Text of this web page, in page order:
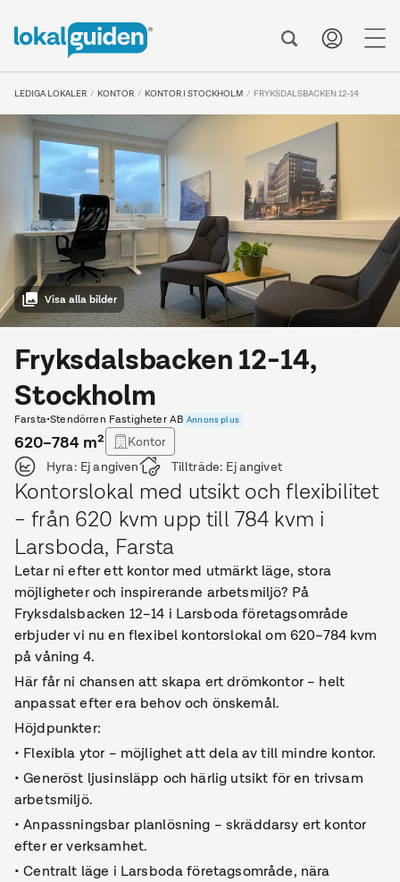
LEDIGA LOKALER KONTOR KONTOR I STOCKHOLM FRYKSDALSBACKEN 12-14
Visa alla bilder
Fryksdalsbacken 12-14,
Stockholm
Farsta•Stendörren Fastigheter AB Annons plus
620–784 m²
Kontor
Hyra: Ej angiven Tillträde: Ej angivet
Kontorslokal med utsikt och flexibilitet
– från 620 kvm upp till 784 kvm i
Larsboda, Farsta
Letar ni efter ett kontor med utmärkt läge, stora
möjligheter och inspirerande arbetsmiljö? På
Fryksdalsbacken 12–14 i Larsboda företagsområde
erbjuder vi nu en flexibel kontorslokal om 620–784 kvm
på våning 4.
Här får ni chansen att skapa ert drömkontor – helt
anpassat efter era behov och önskemål.
Höjdpunkter:
• Flexibla ytor – möjlighet att dela av till mindre kontor.
• Generöst ljusinsläpp och härlig utsikt för en trivsam
arbetsmiljö.
• Anpassningsbar planlösning – skräddarsy ert kontor
efter er verksamhet.
• Centralt läge i Larsboda företagsområde, nära